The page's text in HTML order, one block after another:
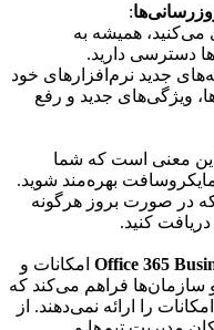
:
می‌کنید، همیشه به
دسترسی دارید.
جدید نرم‌افزارهای خود
ویژگی‌های جدید و رفع
این معنی است که شما
مایکروسافت بهره‌مند شوید.
که در صورت بروز هرگونه
کنید.
Office 365 امکانات و
سازمان‌ها فراهم می‌کند که
را ارائه نمی‌دهند. از